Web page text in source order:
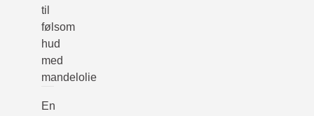
til
følsom
hud
med
mandelolie
En